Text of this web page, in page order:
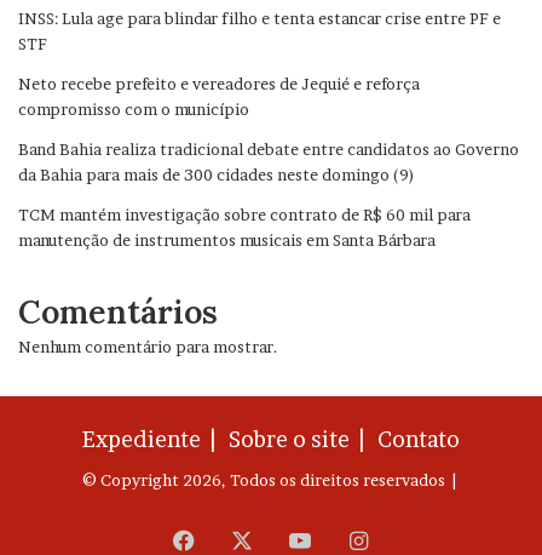
INSS: Lula age para blindar filho e tenta estancar crise entre PF e
STF
Neto recebe prefeito e vereadores de Jequié e reforça
compromisso com o município
Band Bahia realiza tradicional debate entre candidatos ao Governo
da Bahia para mais de 300 cidades neste domingo (9)
TCM mantém investigação sobre contrato de R$ 60 mil para
manutenção de instrumentos musicais em Santa Bárbara
Comentários
Nenhum comentário para mostrar.
Expediente | Sobre o site | Contato
© Copyright 2026, Todos os direitos reservados |
Facebook YouTubeInstagram